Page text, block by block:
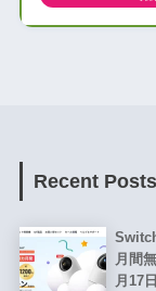
Recent Posts
月間
月17日